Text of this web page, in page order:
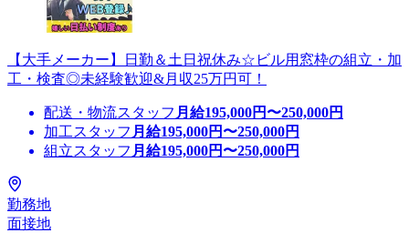
【大手メーカー】日勤＆土日祝休み☆ビル用窓枠の組立・加
工・検査◎未経験歓迎&月収25万円可！
配送・物流スタッフ 月給195,000円〜250,000円
加工スタッフ 月給195,000円〜250,000円
組立スタッフ 月給195,000円〜250,000円
勤務地
面接地